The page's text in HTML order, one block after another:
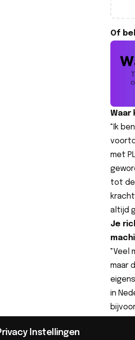
Of
Waar
"Ik
met
tot de
altijd
Je
"Veel
maar
in
Ze
Instellingen